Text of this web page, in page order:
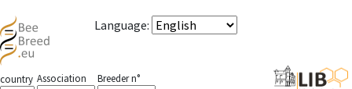
Language:
country Association Breeder n°